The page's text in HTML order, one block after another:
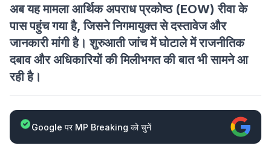
अब यह मामला आर्थिक अपराध प्रकोष्ठ (EOW) रीवा के
पास पहुंच गया है, जिसने निगमायुक्त से दस्तावेज और
जानकारी मांगी है। शुरुआती जांच में घोटाले में राजनीतिक
दबाव और अधिकारियों की मिलीभगत की बात भी सामने आ
रही है।
Google पर MP Breaking को चुनें